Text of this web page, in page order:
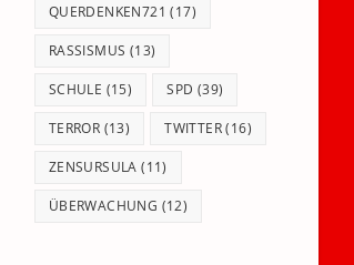
QUERDENKEN721 (17)
RASSISMUS (13)
SCHULE (15) SPD (39)
TERROR (13) TWITTER(16)
ZENSURSULA (11)
ÜBERWACHUNG (12)